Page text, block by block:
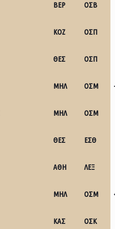
ΒΕΡ ΟΣΒ
ΚΟΖ ΟΣΠ
ΘΕΣ ΟΣΠ
ΜΗΛ ΟΣΜ
ΜΗΛ ΟΣΜ
ΘΕΣ ΕΣΘ
ΑΘΗ ΛΕΞ
ΜΗΛ ΟΣΜ
ΚΑΣ ΟΣΚ